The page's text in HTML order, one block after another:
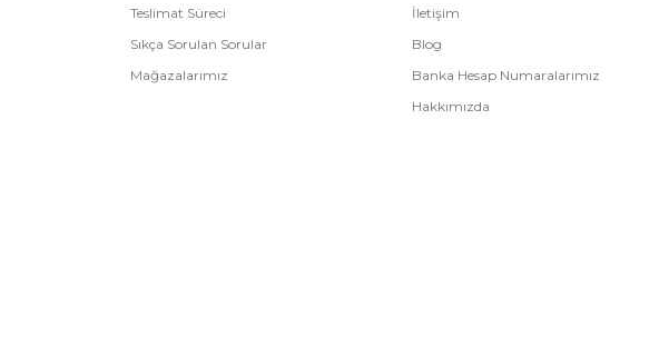
Teslimat Süreci
Sıkça Sorulan Sorular
Mağazalarımız
İletişim
Blog
Banka Hesap Numaralarımız
Hakkımızda